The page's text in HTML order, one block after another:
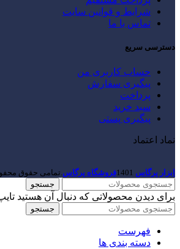
شرایط و قوانین سایت
تماس با ما
دسترسی سریع
حساب کاربری من
پیگیری سفارش
پرداخت
سبد خرید
پیگیری پستی
نماد اعتماد
ابزار پرگاس 1401فروشگاه پرگاس.تمامی حقوق
جستجو
برای دیدن محصولاتی که دنبال آن هستید
جستجو
فهرست
دسته بندی ها